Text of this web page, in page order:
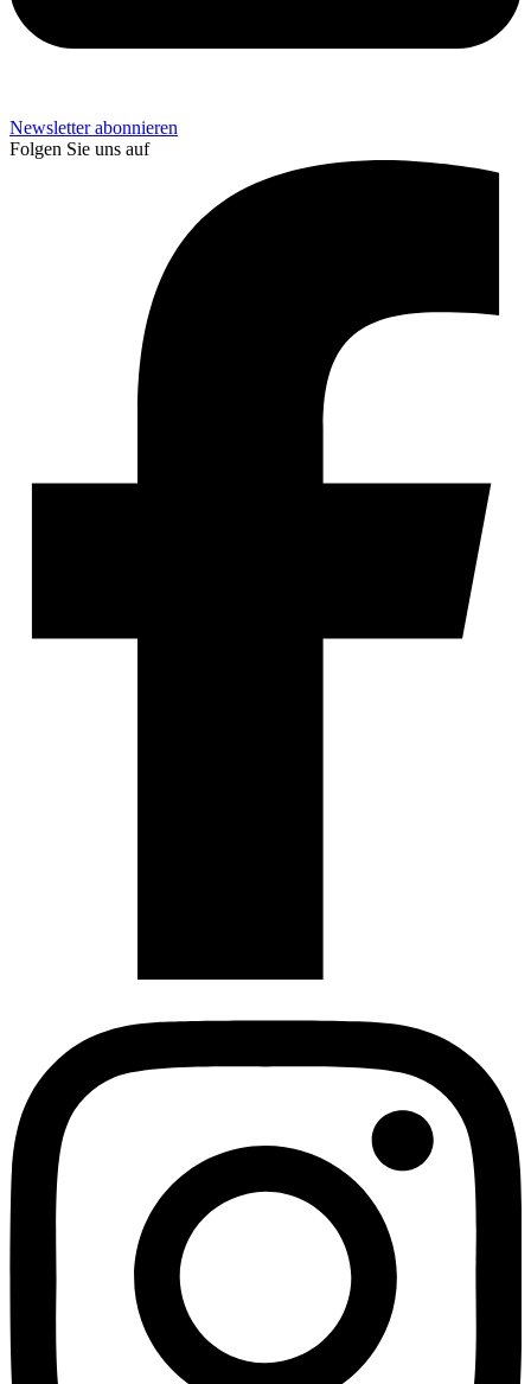
Newsletter abonnieren
Folgen Sie uns auf